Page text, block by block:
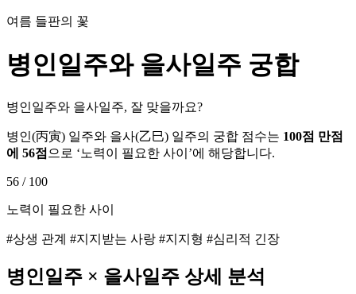
여름 들판의 꽃
병인일주와 을사일주 궁합
병인일주와 을사일주, 잘 맞을까요?
병인(丙寅) 일주와 을사(乙巳) 일주의 궁합 점수는 100점 만점
에 56점 으로 ‘노력이 필요한 사이 ’에 해당합니다.
56 / 100
노력이 필요한 사이
#상생 관계 #지지받는 사랑 #지지형 #심리적 긴장
병인일주 × 을사일주 상세 분석